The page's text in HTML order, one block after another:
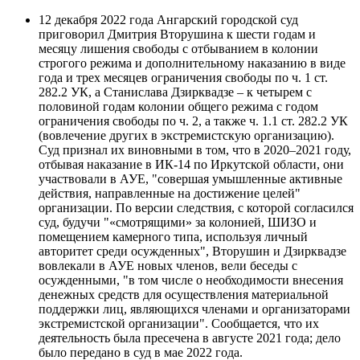
12 декабря 2022 года Ангарский городской суд
приговорил Дмитрия Вторушина к шести годам и
месяцу лишения свободы с отбыванием в колонии
строгого режима и дополнительному наказанию в виде
года и трех месяцев ограничения свободы по ч. 1 ст.
282.2 УК, а Станислава Дзирквадзе – к четырем с
половиной годам колонии общего режима с годом
ограничения свободы по ч. 2, а также ч. 1.1 ст. 282.2 УК
(вовлечение других в экстремистскую организацию).
Суд признал их виновными в том, что в 2020–2021 году,
отбывая наказание в ИК-14 по Иркутской области, они
участвовали в АУЕ, "совершая умышленные активные
действия, направленные на достижение целей"
организации. По версии следствия, с которой согласился
суд, будучи "«смотрящими» за колонией, ШИЗО и
помещением камерного типа, используя личный
авторитет среди осужденных", Вторушин и Дзирквадзе
вовлекали в АУЕ новых членов, вели беседы с
осужденными, "в том числе о необходимости внесения
денежных средств для осуществления материальной
поддержки лиц, являющихся членами и организаторами
экстремистской организации". Сообщается, что их
деятельность была пресечена в августе 2021 года; дело
было передано в суд в мае 2022 года.